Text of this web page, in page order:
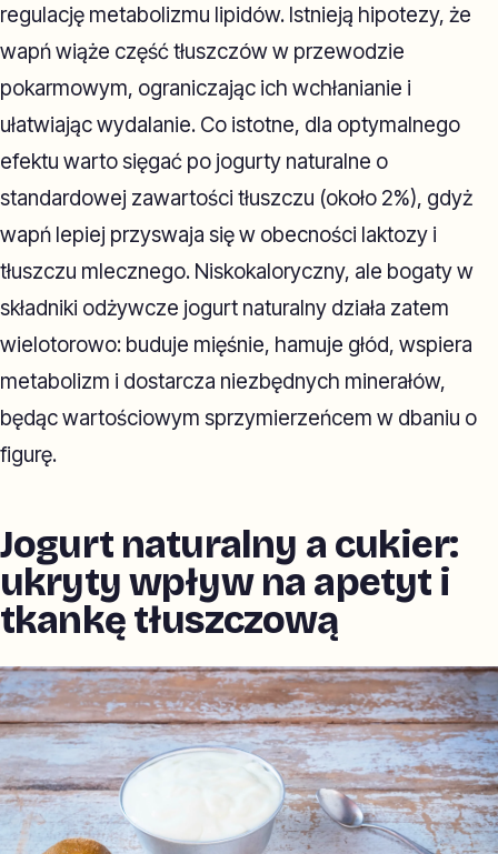
regulację metabolizmu lipidów. Istnieją hipotezy, że
wapń wiąże część tłuszczów w przewodzie
pokarmowym, ograniczając ich wchłanianie i
ułatwiając wydalanie. Co istotne, dla optymalnego
efektu warto sięgać po jogurty naturalne o
standardowej zawartości tłuszczu (około 2%), gdyż
wapń lepiej przyswaja się w obecności laktozy i
tłuszczu mlecznego. Niskokaloryczny, ale bogaty w
składniki odżywcze jogurt naturalny działa zatem
wielotorowo: buduje mięśnie, hamuje głód, wspiera
metabolizm i dostarcza niezbędnych minerałów,
będąc wartościowym sprzymierzeńcem w dbaniu o
figurę.
Jogurt naturalny a cukier:
ukryty wpływ na apetyt i
tkankę tłuszczową